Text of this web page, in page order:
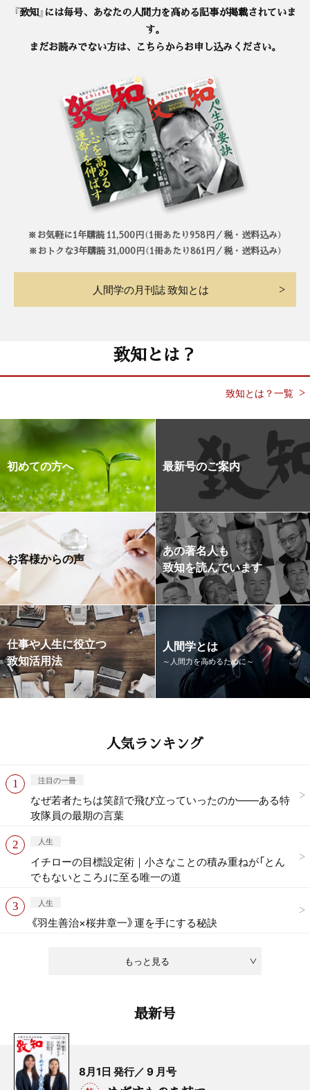
『致知』には毎号、あなたの人間力を高める記事が掲載されていま
す。
まだお読みでない方は、こちらからお申し込みください。
※お気軽に1年購読 11,500円（1冊あたり958円／税・送料込み）
※おトクな3年購読 31,000円（1冊あたり861円／税・送料込み）
人間学の月刊誌 致知とは
致知とは？
致知とは？一覧
初めての方へ 最新号のご案内
お客様からの声
あの著名人も
致知を読んでいます
仕事や人生に役立つ
致知活用法
人間学とは
～人間力を高めるために～
人気ランキング
もっと見る
注目の一冊
なぜ若者たちは笑顔で飛び立っていったのか——ある特
攻隊員の最期の言葉
人生
イチローの目標設定術｜小さなことの積み重ねが「とん
でもないところ」に至る唯一の道
人生
《羽生善治×桜井章一》運を手にする秘訣
最新号
8月1日 発行／ 9 月号